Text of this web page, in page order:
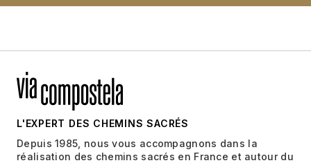
L'EXPERT DES CHEMINS SACRÉS
Depuis 1985, nous vous accompagnons dans la
réalisation des chemins sacrés en France et autour du